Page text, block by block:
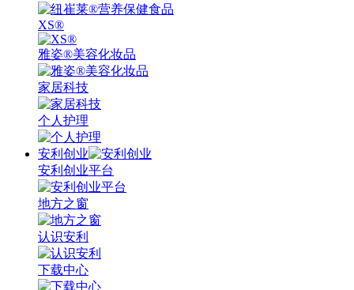
XS®
雅姿®美容化妆品
家居科技
个人护理
安利创业
安利创业平台
地方之窗
认识安利
下载中心